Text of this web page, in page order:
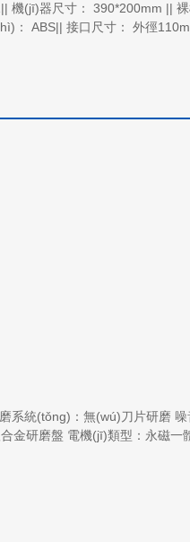
機(jī)器尺寸： 390*200mm ||
ABS|| 接口尺寸： 外徑
系統(tǒng)：無(wú)刀片研磨
金研磨盤 電機(jī)類型：永磁一